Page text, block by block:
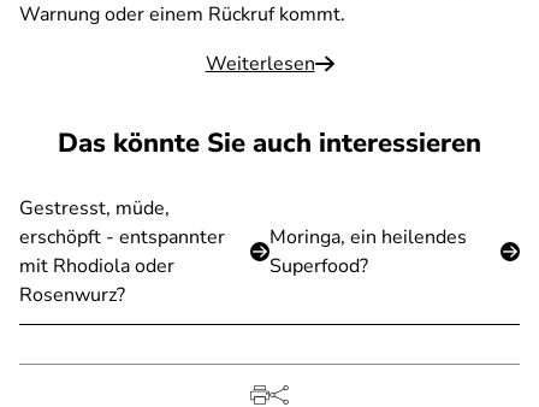
Warnung oder einem Rückruf kommt.
Weiterlesen
Das könnte Sie auch interessieren
Gestresst, müde,
erschöpft - entspannter
mit Rhodiola oder
Rosenwurz?
Moringa, ein heilendes
Superfood?